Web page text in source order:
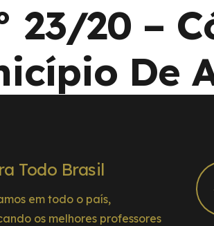
23/20 –
De
Todo Brasil
em todo o país,
os melhores professores